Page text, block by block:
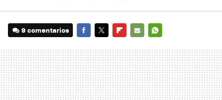
9 comentarios
MAIL